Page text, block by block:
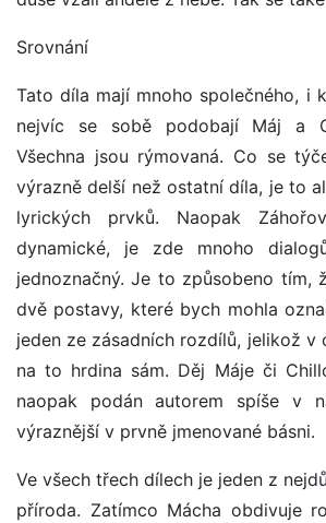
Srovnání
Tato díla mají mnoho společného, i
nejvíc se sobě podobají Máj a
Všechna jsou rýmovaná. Co se
výrazně delší než ostatní díla, je to
lyrických prvků. Naopak
dynamické, je zde mnoho
jednoznačný. Je to způsobeno tím,
dvě postavy, které bych mohla
jeden ze zásadních rozdílů, jelikož v
na to hrdina sám. Děj Máje či
naopak podán autorem spíše v
výraznější v prvně jmenované básni.
Ve všech třech dílech je jeden z
příroda. Zatímco Mácha obdivuje